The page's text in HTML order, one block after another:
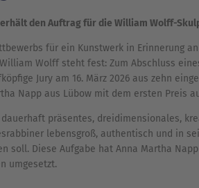
den Auftrag für die William Wolff-
für ein Kunstwerk in Erinnerung
Wolff steht fest: Zum Abschluss
Jury am 16. März 2026 aus zehn
Napp aus Lübow mit dem ersten Preis
präsentes, dreidimensionales,
lebensgroß, authentisch und in
soll. Diese Aufgabe hat Anna Martha
umgesetzt.